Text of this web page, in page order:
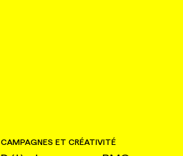
CAMPAGNES ET CRÉATIVITÉ